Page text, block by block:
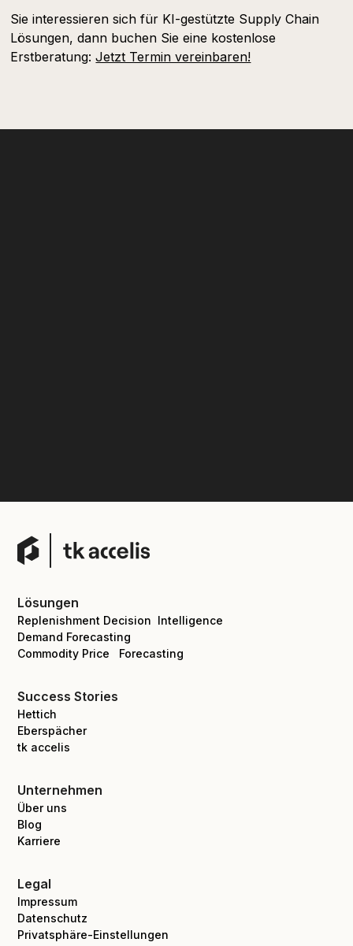
Sie interessieren sich für KI-gestützte Supply Chain
Lösungen, dann buchen Sie eine kostenlose
Erstberatung:Jetzt Termin vereinbaren!
Lösungen
Replenishment Decision Intelligence
Demand Forecasting
Commodity Price Forecasting
Success Stories
Hettich
Eberspächer
tk accelis
Unternehmen
Über uns
Blog
Karriere
Legal
Impressum
Datenschutz
Privatsphäre-Einstellungen